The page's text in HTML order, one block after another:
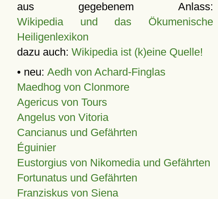
aus gegebenem Anlass:
Wikipedia und das Ökumenische
Heiligenlexikon
dazu auch: Wikipedia ist (k)eine Quelle!
• neu: Aedh von Achard-Finglas
Maedhog von Clonmore
Agericus von Tours
Angelus von Vitoria
Cancianus und Gefährten
Éguinier
Eustorgius von Nikomedia und Gefährten
Fortunatus und Gefährten
Franziskus von Siena